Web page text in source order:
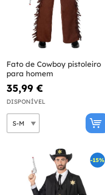
Fato de Cowboy pistoleiro
para homem
35,99 €
DISPONÍVEL
-15%